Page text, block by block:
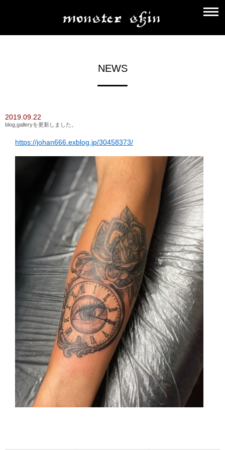
NEWS
2019.09.22
blog,galleryを更新しました。
https://johan666.exblog.jp/30458373/